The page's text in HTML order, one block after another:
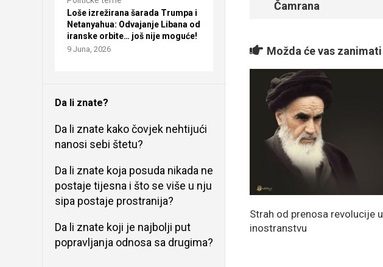
Čamrana
Možda će vas zanimati
Strah od prenosa revolucije u
inostranstvu
Loše izrežirana šarada Trumpa i
Netanyahua: Odvajanje Libana od
iranske orbite… još nije moguće!
9 Juna, 2026
Da li znate?
Da li znate kako čovjek nehtijući
nanosi sebi štetu?
Da li znate koja posuda nikada ne
postaje tijesna i što se više u nju
sipa postaje prostranija?
Da li znate koji je najbolji put
popravljanja odnosa sa drugima?